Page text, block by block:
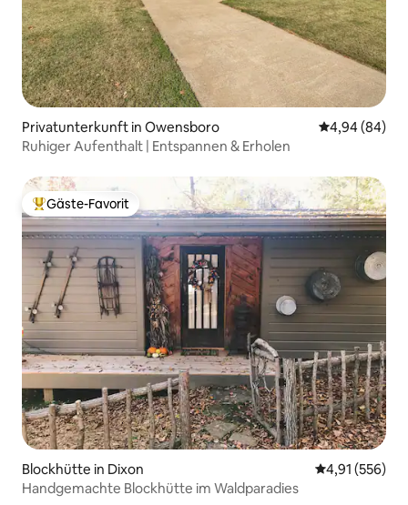
Privatunterkunft in Owensboro
4,94 (84)
Ruhiger Aufenthalt | Entspannen & Erholen
Beliebter Gäste-Favorit.
Gäste-Favorit
Blockhütte in Dixon
4,91 (556)
Handgemachte Blockhütte im Waldparadies